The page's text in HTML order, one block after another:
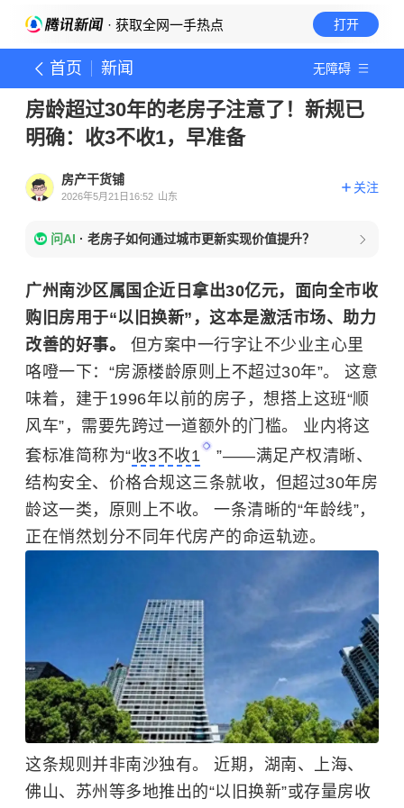
· 获取全网一手热点 打开
首页 新闻 无障碍
房龄超过30年的老房子注意了！新规已
明确：收3不收1，早准备
房产干货铺
2026年5月21日16:52 山东
关注
问AI · 老房子如何通过城市更新实现价值提升？
广州南沙区属国企近日拿出30亿元，面向全市收
购旧房用于“以旧换新”，这本是激活市场、助力
改善的好事。 但方案中一行字让不少业主心里
咯噔一下：“房源楼龄原则上不超过30年”。 这意
味着，建于1996年以前的房子，想搭上这班“顺
风车”，需要先跨过一道额外的门槛。 业内将这
套标准简称为“收3不收1
”——满足产权清晰、
结构安全、价格合规这三条就收，但超过30年房
龄这一类，原则上不收。 一条清晰的“年龄线”，
正在悄然划分不同年代房产的命运轨迹。
这条规则并非南沙独有。 近期，湖南、上海、
佛山、苏州等多地推出的“以旧换新”或存量房收